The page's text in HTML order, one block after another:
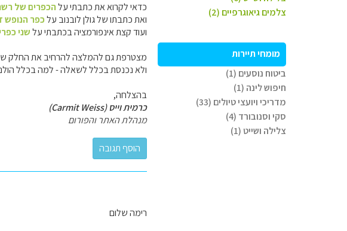
צלמים גיאוגרפיים (2)
מומחי תיירות
ביטוח נוסעים (1)
חיפוש לינה (1)
מדריכי ויועצי טיולים (33)
סקי וסנובורד (4)
צלילה ושייט (1)
כדאי לקרוא את כתבתי עלהכפרים של
ואת כתבתו של גולן לובנוב עלכפר הנופש
ועוד קצת אינפורמציה בכתבתי עלשני
מצטרפת גם להמלצה להרחיב את החלק
ולא נכנסת בכלל לשאלה - למה בכלל
בהצלחה,
כרמית וייס (Carmit Weiss)
מנהלת האתר והפורום
רימה שלום